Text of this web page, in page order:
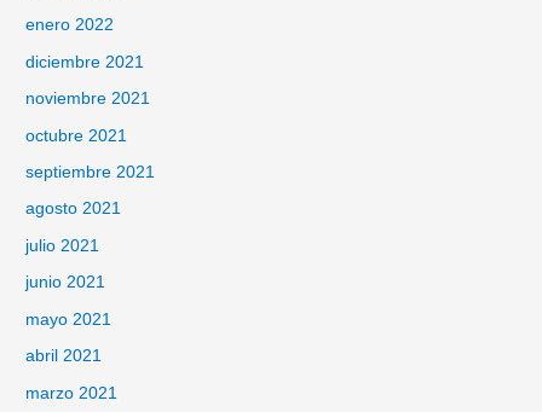
enero 2022
diciembre 2021
noviembre 2021
octubre 2021
septiembre 2021
agosto 2021
julio 2021
junio 2021
mayo 2021
abril 2021
marzo 2021